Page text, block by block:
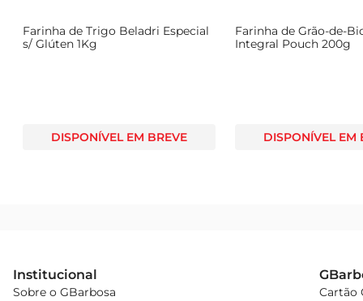
Farinha de Trigo Beladri Especial
s/ Glúten 1Kg
DISPONÍVEL EM BREVE
Farinha de Grão-de-
Integral Pouch 200g
DISPONÍVEL EM
Institucional
Sobre o GBarbosa
Cartão